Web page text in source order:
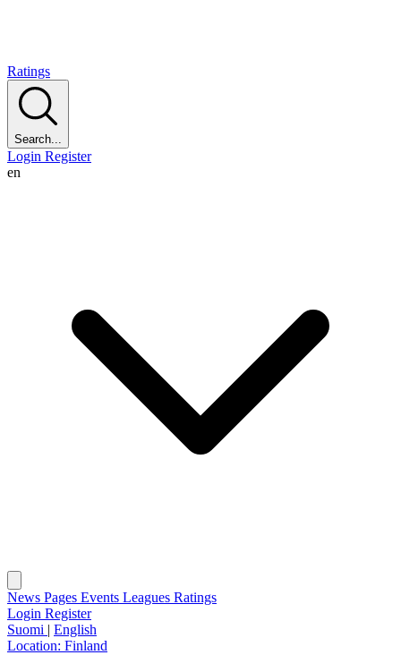
Ratings
Search...
Login Register
en
News Pages Events Leagues Ratings
Login Register
Suomi | English
Location: Finland